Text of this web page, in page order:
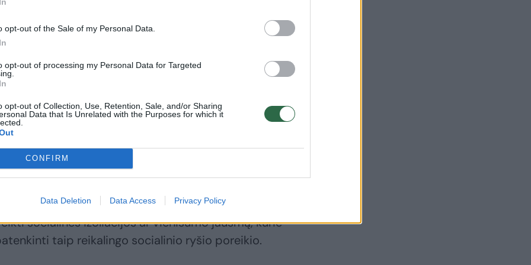
opt-out of the Sale of my Personal Data.
opt-out of processing my Personal Data for Targeted
opt-out of Collection, Use, Retention, Sale, and/or Sharing
Data that Is Unrelated with the Purposes for which it
CONFIRM
Data Deletion Data Access Privacy Policy
bruožų, visi žmonės gimsta su saugaus
skiriasi tik šio poreikio intensyvumo lygiai.
su sau svarbiais žmonėmis susitikti kelis kartus per
bus patenkinę savo ryšio poreikį, o kitiems to reikia
psichologė-psichoterapeutė.
sąmoningai arba nesąmoningai pasirenka tam
socialinės izoliacijos ar vienišumo jausmą, kurie
taip reikalingo socialinio ryšio poreikio.